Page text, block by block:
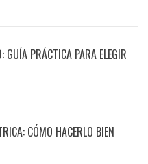
PRÁCTICA PARA ELEGIR
CÓMO HACERLO BIEN